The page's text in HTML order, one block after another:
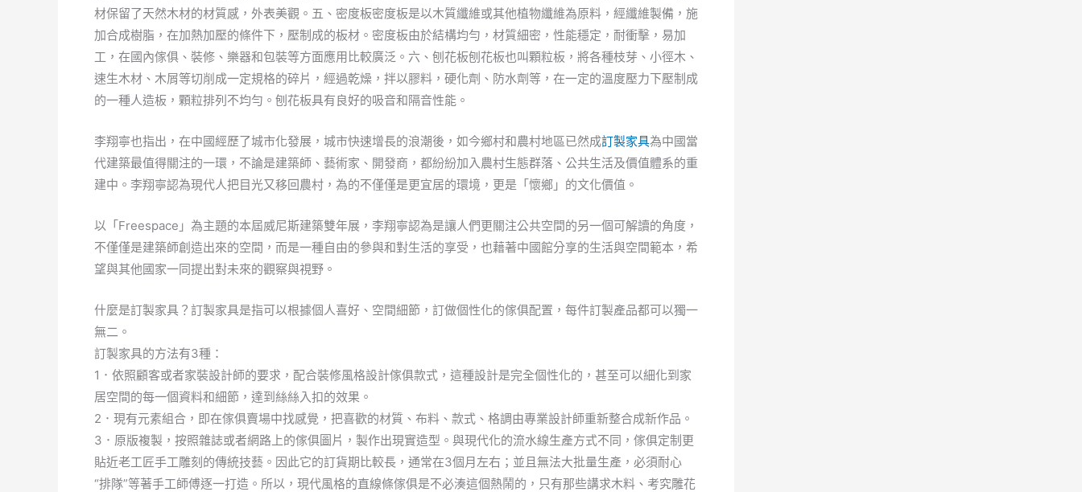
材保留了天然木材的材質感，外表美觀。五、密度板密度板是以木質纖維或其他植物纖維為原料，經纖維製備，施
加合成樹脂，在加熱加壓的條件下，壓制成的板材。密度板由於結構均勻，材質細密，性能穩定，耐衝擊，易加
工，在國內傢俱、裝修、樂器和包裝等方面應用比較廣泛。六、刨花板刨花板也叫顆粒板，將各種枝芽、小徑木、
速生木材、木屑等切削成一定規格的碎片，經過乾燥，拌以膠料，硬化劑、防水劑等，在一定的溫度壓力下壓制成
的一種人造板，顆粒排列不均勻。刨花板具有良好的吸音和隔音性能。
李翔寧也指出，在中國經歷了城市化發展，城市快速增長的浪潮後，如今鄉村和農村地區已然成訂製家具為中國當
代建築最值得關注的一環，不論是建築師、藝術家、開發商，都紛紛加入農村生態群落、公共生活及價值體系的重
建中。李翔寧認為現代人把目光又移回農村，為的不僅僅是更宜居的環境，更是「懷鄉」的文化價值。
以「Freespace」為主題的本屆威尼斯建築雙年展，李翔寧認為是讓人們更關注公共空間的另一個可解讀的角度，
不僅僅是建築師創造出來的空間，而是一種自由的參與和對生活的享受，也藉著中國館分享的生活與空間範本，希
望與其他國家一同提出對未來的觀察與視野。
什麼是訂製家具？訂製家具是指可以根據個人喜好、空間細節，訂做個性化的傢俱配置，每件訂製產品都可以獨一
無二。
訂製家具的方法有3種：
1．依照顧客或者家裝設計師的要求，配合裝修風格設計傢俱款式，這種設計是完全個性化的，甚至可以細化到家
居空間的每一個資料和細節，達到絲絲入扣的效果。
2．現有元素組合，即在傢俱賣場中找感覺，把喜歡的材質、布料、款式、格調由專業設計師重新整合成新作品。
3．原版複製，按照雜誌或者網路上的傢俱圖片，製作出現實造型。與現代化的流水線生產方式不同，傢俱定制更
貼近老工匠手工雕刻的傳統技藝。因此它的訂貨期比較長，通常在3個月左右；並且無法大批量生產，必須耐心
“排隊”等著手工師傅逐一打造。所以，現代風格的直線條傢俱是不必湊這個熱鬧的，只有那些講求木料、考究雕花